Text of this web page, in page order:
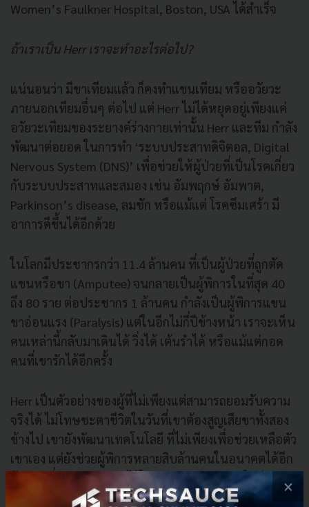
Women’s Faulkner Hospital, Boston, USA ได้สำเร็จ
ถ้าเราเป็น Herr เราจะทำอะไรต่อไป?
แน่นอนว่า มีขาเทียมแล้ว ก็คงทำแขนเทียม หรืออวัยวะ
ภายนอกเทียมอื่นๆ ต่อไป แต่ Herr ไม่ได้หยุดอยู่เพียงแค่
อวัยวะเทียมของระยางค์ร่างกายเท่านั้น Herr และทีม กำลัง
พัฒนาต่อยอด ในการทำ ‘ระบบประสาทดิจิตอล, Digital
Nervous System (DNS)’ เพื่อช่วยให้ผู้ป่วยที่เป็นโรคเกี่ยว
กับระบบประสาทและสมอง เช่น อัมพฤกษ์ อัมพาต,
Parkinson’s disease, ลมชัก หรือแม้แต่ โรคซึมเศร้า มี
อาการดีขึ้นได้อีกด้วย
ในโลกมีประชากรกว่า 11.4 ล้านคน ที่เป็นผู้ป่วยที่ถูกตัด
แขนหรือขา (Amputee) จนกลายเป็นผู้พิการในที่สุด 40
ถึง 80 ราย ต่อประชากร 1 ล้านคน กำลังเป็นผู้พิการแขน
ขาอ่อนแรง (Paralysis) แต่ในอีกไม่กี่ปีข้างหน้า เราจะเห็น
คนเหล่านี้กลับมาเดินได้ วิ่งได้ เต้นรำได้ หรือแม้แต่กอด
คนที่เขารักได้อีกครั้ง
Herr เป็นตัวอย่างของผู้ที่ไม่เพียงแต่สามารถยอมรับความ
จริงได้ ไม่โทษชะตาชีวิตในวันที่เขาต้องสูญเสียขาทั้งสอง
ข้างไป เขายังพัฒนาเทคโนโลยี ที่ไม่เพียงเพื่อช่วยเหลือตัว
เขาเอง แต่ยังช่วยผู้พิการหลายสิบล้านคนในอนาคตได้อีก
ด้วย ดังที่ Herr เคยกล่าวไว้ใน Ted Talk ของเขาในปี 2014
บนเวที Herr ได้ยืนด้วยสองขา Bionic limbs ที่สร้างมาจาก×